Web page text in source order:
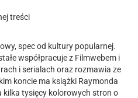
treści
spec od kultury popularnej.
współpracuje z Filmwebem i
i serialach oraz rozmawia ze
koncie ma książki Raymonda
kilka tysięcy kolorowych stron o